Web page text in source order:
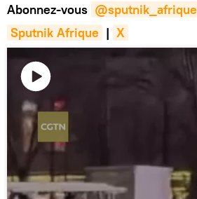
Abonnez-vous @sputnik_afrique
Sputnik Afrique | X
Lire
la